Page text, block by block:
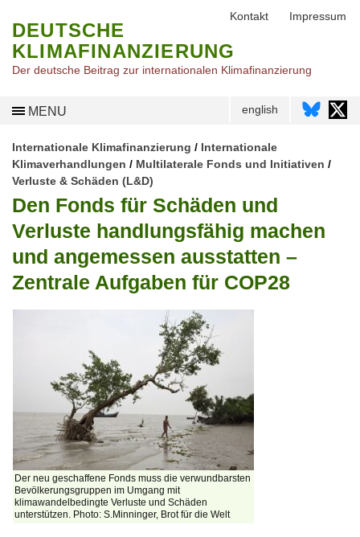
DEUTSCHE
KLIMAFINANZIERUNG
Der deutsche Beitrag zur internationalen Klimafinanzierung
MENU english
Internationale Klimafinanzierung / Internationale
Klimaverhandlungen / Multilaterale Fonds und Initiativen /
Verluste & Schäden (L&D)
Den Fonds für Schäden und
Verluste handlungsfähig machen
und angemessen ausstatten –
Zentrale Aufgaben für COP28
Der neu geschaffene Fonds muss die verwundbarsten
Bevölkerungsgruppen im Umgang mit
klimawandelbedingte Verluste und Schäden
unterstützen. Photo: S.Minninger, Brot für die Welt
Kontakt Impressum